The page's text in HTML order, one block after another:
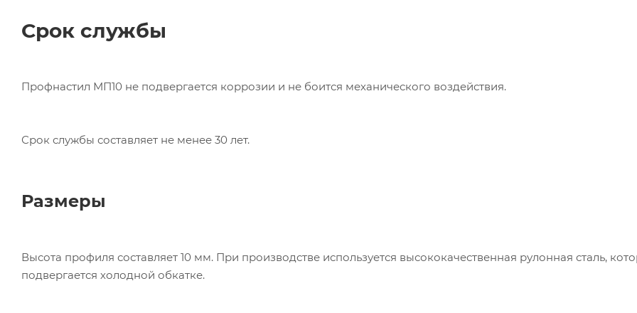
Срок службы
Профнастил МП10 не подвергается коррозии и не боится механического воздействия.
Срок службы составляет не менее 30 лет.
Размеры
Высота профиля составляет 10 мм. При производстве используется высококачественная рулонная сталь,
подвергается холодной обкатке.